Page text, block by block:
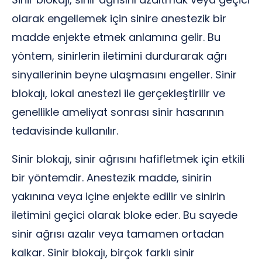
olarak engellemek için sinire anestezik bir
madde enjekte etmek anlamına gelir. Bu
yöntem, sinirlerin iletimini durdurarak ağrı
sinyallerinin beyne ulaşmasını engeller. Sinir
blokajı, lokal anestezi ile gerçekleştirilir ve
genellikle ameliyat sonrası sinir hasarının
tedavisinde kullanılır.
Sinir blokajı, sinir ağrısını hafifletmek için etkili
bir yöntemdir. Anestezik madde, sinirin
yakınına veya içine enjekte edilir ve sinirin
iletimini geçici olarak bloke eder. Bu sayede
sinir ağrısı azalır veya tamamen ortadan
kalkar. Sinir blokajı, birçok farklı sinir